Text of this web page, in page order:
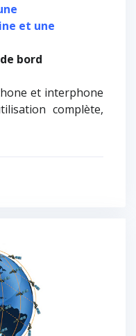
et une
bord
et interphone
complète,